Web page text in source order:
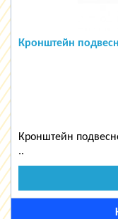
Кронштейн
Кронштейн
..